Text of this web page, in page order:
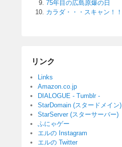
75年目の広島原爆の日
カラダ・・・スキャン！！
リンク
Links
Amazon.co.jp
DIALOGUE - Tumblr -
StarDomain (スタードメイン)
StarServer (スターサーバー)
ふにゃゲー
エルの Instagram
エルの Twitter